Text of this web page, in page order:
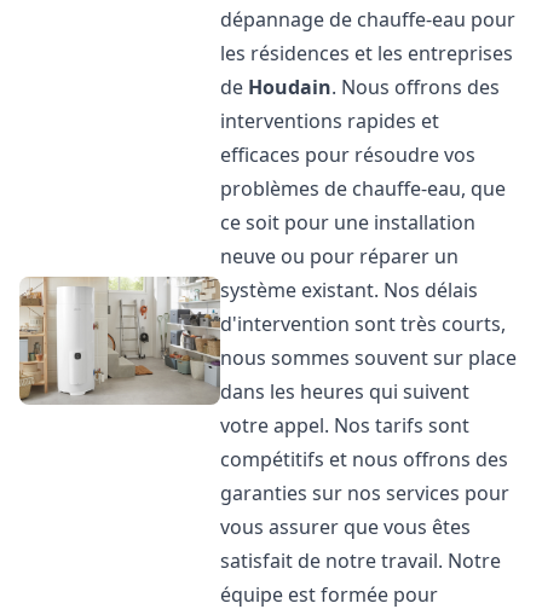
dépannage de chauffe-eau pour
les résidences et les entreprises
de Houdain. Nous offrons des
interventions rapides et
efficaces pour résoudre vos
problèmes de chauffe-eau, que
ce soit pour une installation
neuve ou pour réparer un
système existant. Nos délais
d'intervention sont très courts,
nous sommes souvent sur place
dans les heures qui suivent
votre appel. Nos tarifs sont
compétitifs et nous offrons des
garanties sur nos services pour
vous assurer que vous êtes
satisfait de notre travail. Notre
équipe est formée pour